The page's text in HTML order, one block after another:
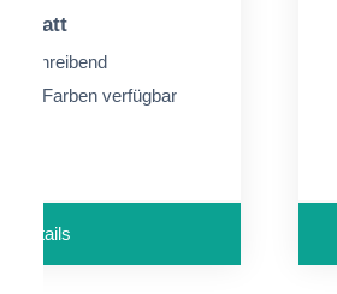
Farben verfügbar
Details